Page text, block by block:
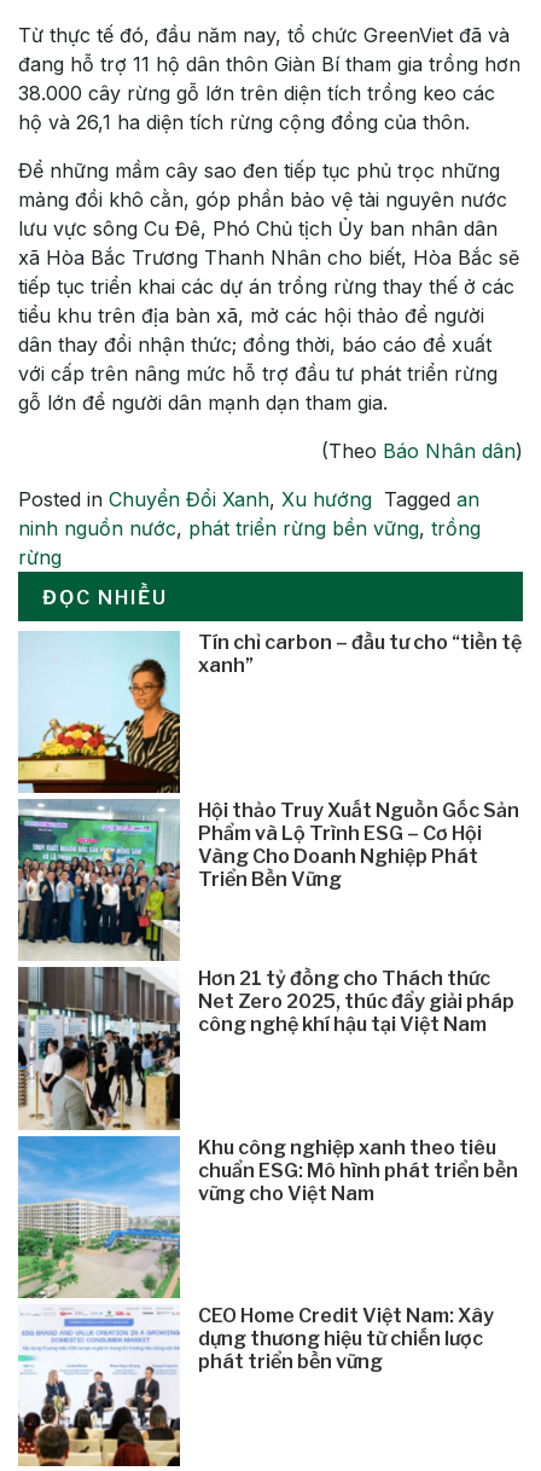
Từ thực tế đó, đầu năm nay, tổ chức GreenViet đã và
đang hỗ trợ 11 hộ dân thôn Giàn Bí tham gia trồng hơn
38.000 cây rừng gỗ lớn trên diện tích trồng keo các
hộ và 26,1 ha diện tích rừng cộng đồng của thôn.
Ðể những mầm cây sao đen tiếp tục phủ trọc những
mảng đồi khô cằn, góp phần bảo vệ tài nguyên nước
lưu vực sông Cu Ðê, Phó Chủ tịch Ủy ban nhân dân
xã Hòa Bắc Trương Thanh Nhân cho biết, Hòa Bắc sẽ
tiếp tục triển khai các dự án trồng rừng thay thế ở các
tiểu khu trên địa bàn xã, mở các hội thảo để người
dân thay đổi nhận thức; đồng thời, báo cáo đề xuất
với cấp trên nâng mức hỗ trợ đầu tư phát triển rừng
gỗ lớn để người dân mạnh dạn tham gia.
(Theo Báo Nhân dân)
Posted in Chuyển Đổi Xanh, Xu hướng Tagged an
ninh nguồn nước, phát triển rừng bền vững, trồng
rừng
ĐỌC NHIỀU
Tín chỉ carbon – đầu tư cho “tiền tệ
xanh”
Hội thảo Truy Xuất Nguồn Gốc Sản
Phẩm và Lộ Trình ESG – Cơ Hội
Vàng Cho Doanh Nghiệp Phát
Triển Bền Vững
Hơn 21 tỷ đồng cho Thách thức
Net Zero 2025, thúc đẩy giải pháp
công nghệ khí hậu tại Việt Nam
Khu công nghiệp xanh theo tiêu
chuẩn ESG: Mô hình phát triển bền
vững cho Việt Nam
CEO Home Credit Việt Nam: Xây
dựng thương hiệu từ chiến lược
phát triển bền vững